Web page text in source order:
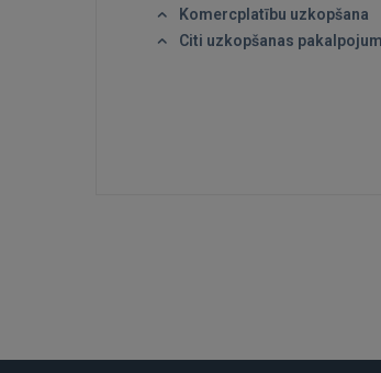
Komercplatību uzkopšana
Citi uzkopšanas